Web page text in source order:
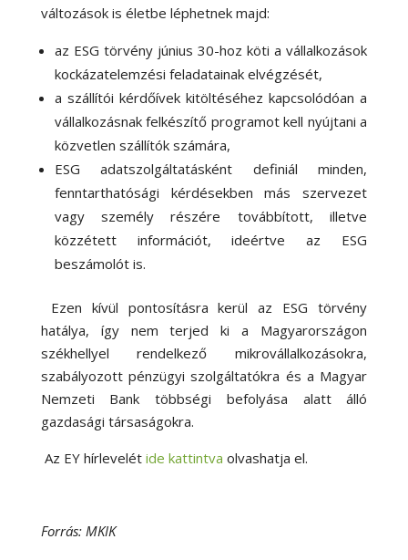
változások is életbe léphetnek majd:
az ESG törvény június 30-hoz köti a vállalkozások
kockázatelemzési feladatainak elvégzését,
a szállítói kérdőívek kitöltéséhez kapcsolódóan a
vállalkozásnak felkészítő programot kell nyújtani a
közvetlen szállítók számára,
ESG adatszolgáltatásként definiál minden,
fenntarthatósági kérdésekben más szervezet
vagy személy részére továbbított, illetve
közzétett információt, ideértve az ESG
beszámolót is.
Ezen kívül pontosításra kerül az ESG törvény
hatálya, így nem terjed ki a Magyarországon
székhellyel rendelkező mikrovállalkozásokra,
szabályozott pénzügyi szolgáltatókra és a Magyar
Nemzeti Bank többségi befolyása alatt álló
gazdasági társaságokra.
Az EY hírlevelét ide kattintva olvashatja el.
Forrás: MKIK